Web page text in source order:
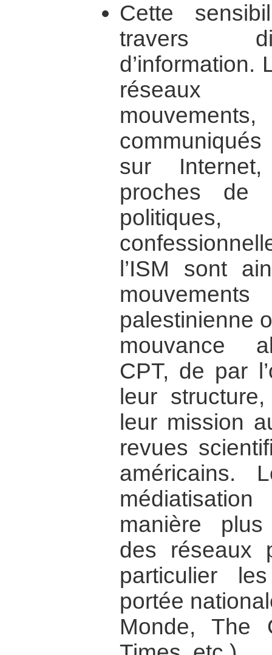
Cette
travers
d’information.
réseaux
sur
proches de
l’ISM sont
palestinienne
mouvance
CPT, de par
leur
leur mission
revues
américains.
manière
des réseaux
particulier
portée
Monde, The